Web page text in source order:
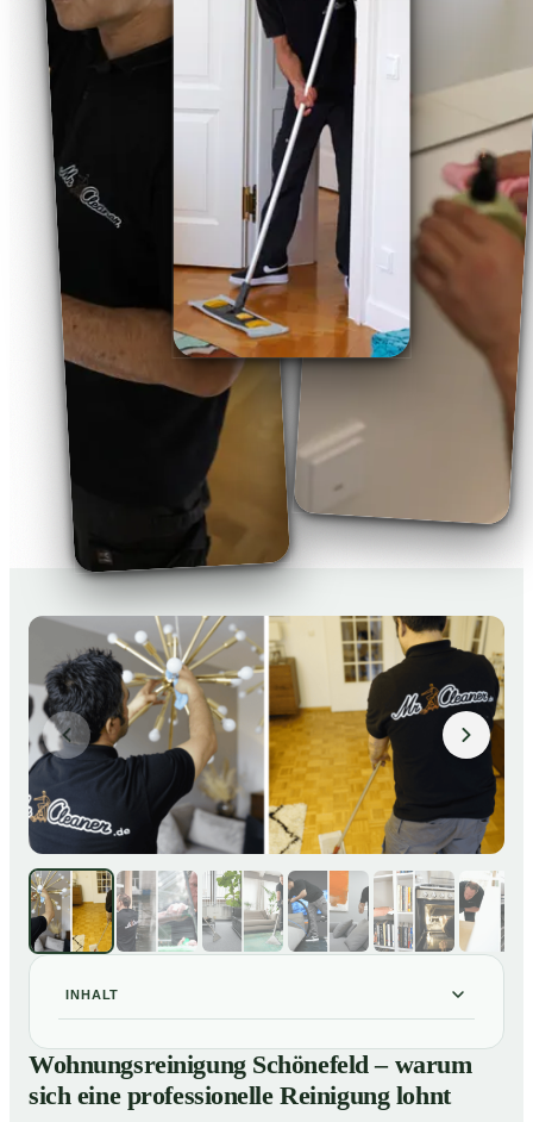
INHALT
01 Wohnungsreinigung Schönefeld – warum sich eine
professionelle Reinigung lohnt
Unsere Leistungen im Überblick
Wohnungsreinigung Schönefeld – warum
sich eine professionelle Reinigung lohnt